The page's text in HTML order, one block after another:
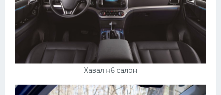
Хавал н6 салон
Русские авто
Вольво
МАЗ